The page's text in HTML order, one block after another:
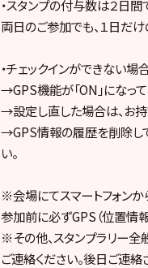
・スタンプの付与数は２日間
両日のご参加でも、１日だ
・チェックインができない場
→GPS機能が「ON」になっ
→設定し直した場合は、お持
→GPS情報の履歴を削除し
い。
※会場にてスマートフォン
参加前に必ずGPS（位置情
※その他、スタンプラリー
ご連絡ください。後日ご連絡